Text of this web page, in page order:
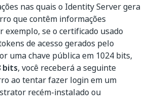
nas quais o Identity Server gera
que contêm informações
exemplo, se o certificado usado
de acesso gerados pelo
uma chave pública em 1024 bits,
bits, você receberá a seguinte
ao tentar fazer login em um
recém-instalado ou